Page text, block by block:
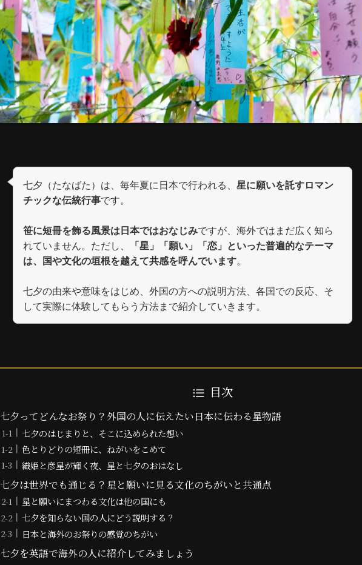
七夕（たなばた）は、毎年夏に日本で行われる、 星に願いを託すロマン
チックな伝統行事です。
笹に短冊を飾る風景は日本ではおなじみですが、海外ではまだ広く知ら
れていません。ただし、
「星」「願い」「恋」といった普遍的なテーマ
は、国や文化の垣根を越えて共感を呼んでいます。
七夕の由来や意味をはじめ、外国の方への説明方法、各国での反応、そ
して実際に体験してもらう方法まで紹介していきます。
目次
七夕ってどんなお祭り？外国の人に伝えたい日本に伝わる星物語
七夕のはじまりと、そこに込められた想い
色とりどりの短冊に、ねがいをこめて
織姫と彦星が輝く夜、星と七夕のおはなし
七夕は世界でも通じる？星と願いに見る文化のちがいと共通点
星と願いにまつわる文化は他の国にも
七夕を知らない国の人にどう説明する？
日本と海外のお祭りの感覚のちがい
七夕を英語で海外の人に紹介してみましょう